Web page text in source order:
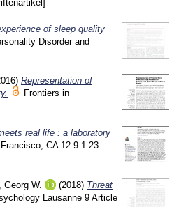
of sleep quality
Disorder and
Representation of
Frontiers in
real life : a laboratory
CA 12 9 1-23
Georg W. (2018) Threat
Lausanne 9 Article